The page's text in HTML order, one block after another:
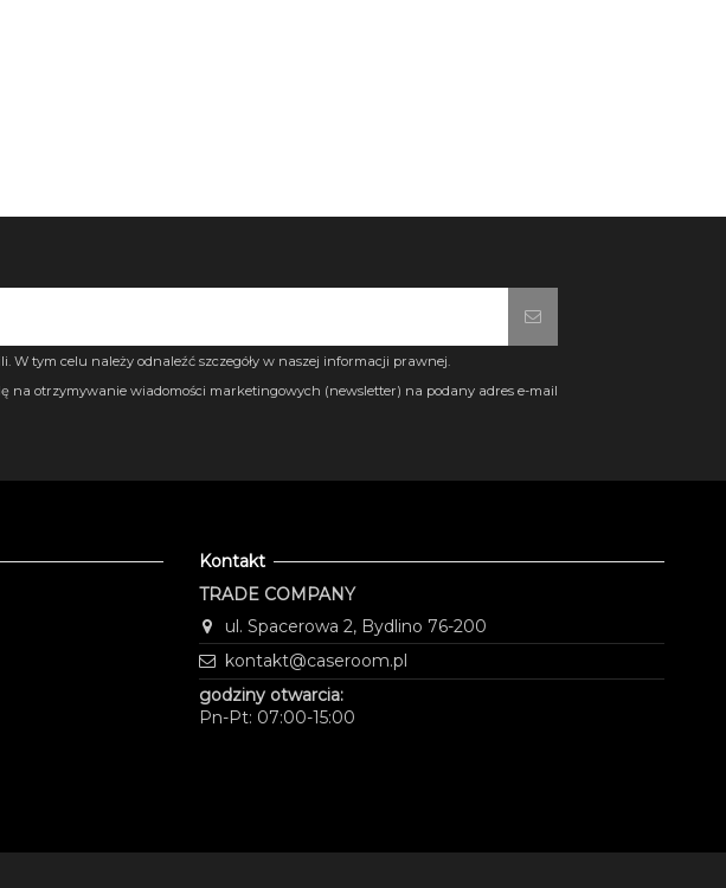
W tym celu należy odnaleźć szczegóły w naszej informacji prawnej.
na otrzymywanie wiadomości marketingowych (newsletter) na podany adres e-mail
Kontakt
TRADE COMPANY
ul. Spacerowa 2, Bydlino 76-200
kontakt@caseroom.pl
godziny otwarcia:
Pn-Pt: 07:00-15:00